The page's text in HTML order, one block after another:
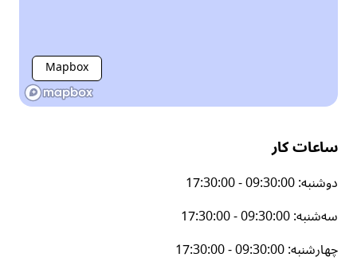
Mapbox
ساعات کار
دوشنبه:
17:30:00 - 09:30:00
سه‌شنبه:
17:30:00 - 09:30:00
چهارشنبه:
17:30:00 - 09:30:00